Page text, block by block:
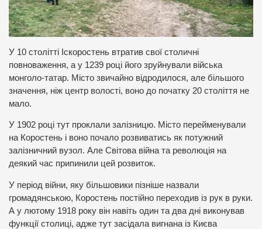
У 10 столітті Іскоростень втратив свої столичні
повноваження, а у 1239 році його зруйнували війська
монголо-татар. Місто звичайно відродилося, але більшого
значення, ніж центр волості, воно до початку 20 століття не
мало.
У 1902 році тут проклали залізницю. Місто перейменували
на Коростень і воно почало розвиватись як потужний
залізничний вузол. Але Світова війна та революція на
деякий час припинили цей розвиток.
У період війни, яку більшовики пізніше назвали
громадянською, Коростень постійно переходив із рук в руки.
А у лютому 1918 року він навіть один та два дні виконував
функції столиці, адже тут засідала вигнана із Києва